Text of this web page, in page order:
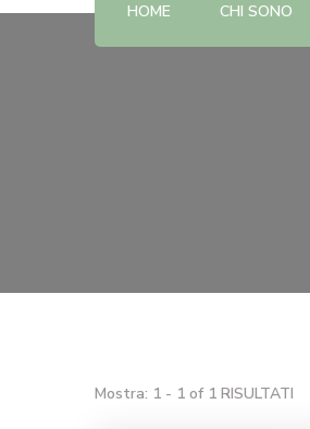
HOME CHI SONO
Mostra: 1 - 1 of 1 RISULTATI